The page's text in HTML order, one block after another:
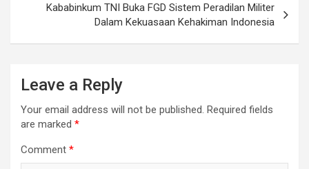
Kababinkum TNI Buka FGD Sistem Peradilan Militer
Dalam Kekuasaan Kehakiman Indonesia
Leave a Reply
Your email address will not be published. Required fields
are marked *
Comment *